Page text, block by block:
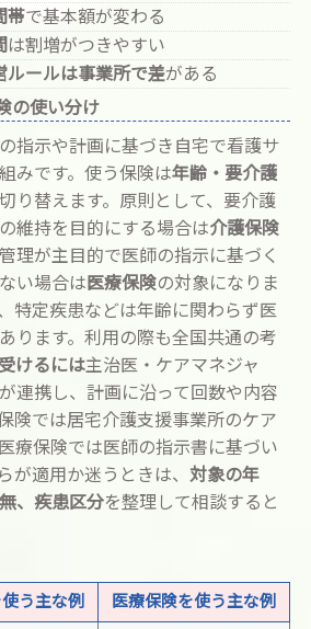
帯で基本額が変わる
は割増がつきやすい
ルールは事業所で差がある
の使い分け
指示や計画に基づき自宅で看護サ
みです。使う保険は年齢・要介護
り替えます。原則として、要介護
維持を目的にする場合は介護保険
理が主目的で医師の指示に基づく
い場合は医療保険の対象になりま
特定疾患などは年齢に関わらず医
ります。利用の際も全国共通の考
けるには主治医・ケアマネジャ
連携し、計画に沿って回数や内容
険では居宅介護支援事業所のケア
療保険では医師の指示書に基づい
が適用か迷うときは、 対象の年
、疾患区分を整理して相談すると
う主な例
医療保険を使う主な例